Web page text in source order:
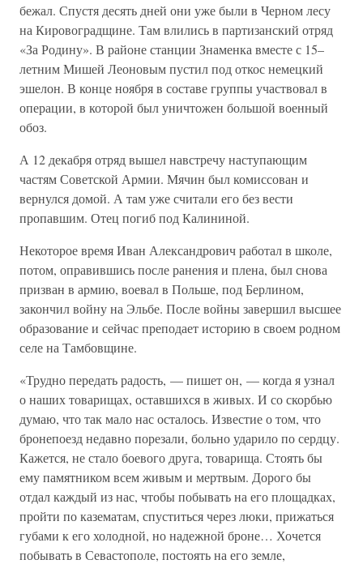
бежал. Спустя десять дней они уже были в Черном лесу
на Кировоградщине. Там влились в партизанский отряд
«За Родину». В районе станции Знаменка вместе с 15–
летним Мишей Леоновым пустил под откос немецкий
эшелон. В конце ноября в составе группы участвовал в
операции, в которой был уничтожен большой военный
обоз.
А 12 декабря отряд вышел навстречу наступающим
частям Советской Армии. Мячин был комиссован и
вернулся домой. А там уже считали его без вести
пропавшим. Отец погиб под Калининой.
Некоторое время Иван Александрович работал в школе,
потом, оправившись после ранения и плена, был снова
призван в армию, воевал в Польше, под Берлином,
закончил войну на Эльбе. После войны завершил высшее
образование и сейчас преподает историю в своем родном
селе на Тамбовщине.
«Трудно передать радость, — пишет он, — когда я узнал
о наших товарищах, оставшихся в живых. И со скорбью
думаю, что так мало нас осталось. Известие о том, что
бронепоезд недавно порезали, больно ударило по сердцу.
Кажется, не стало боевого друга, товарища. Стоять бы
ему памятником всем живым и мертвым. Дорого бы
отдал каждый из нас, чтобы побывать на его площадках,
пройти по казематам, спуститься через люки, прижаться
губами к его холодной, но надежной броне… Хочется
побывать в Севастополе, постоять на его земле,